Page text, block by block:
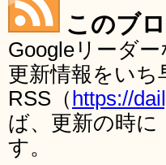
このブ
Googleリーダ
更新情報をい
RSS（ https://
ば、更新の時
す。